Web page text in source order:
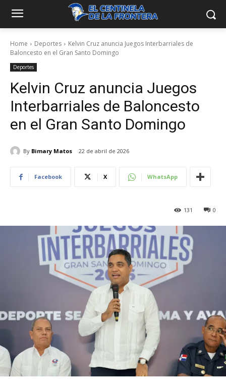
Home Deportes
Kelvin Cruz anuncia Juegos Interbarriales de
Baloncesto en el Gran Santo Domingo
Deportes
Kelvin Cruz anuncia Juegos
Interbarriales de Baloncesto
en el Gran Santo Domingo
By Bimary Matos 22 de abril de 2026
Facebook X WhatsApp
0
131